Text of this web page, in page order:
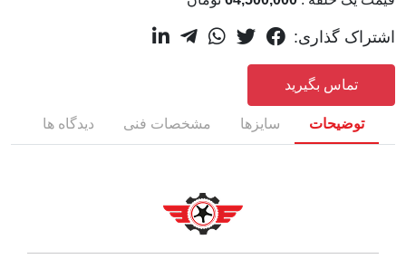
اشتراک گذاری:
تماس بگیرید
توضیحات سایزها مشخصات فنی دیدگاه ها